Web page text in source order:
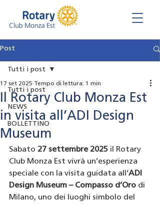
Post
Tutti i post
NEWS
BOLLETTINO
Tutti i post
Il Rotary Club Monza Est
in visita all’ADI Design
Museum
17 set 2025 Tempo di lettura: 1 min
Sabato 27 settembre 2025 il Rotary
Club Monza Est vivrà un’esperienza
speciale con la visita guidata all’ADI
Design Museum – Compasso d’Oro di
Milano, uno dei luoghi simbolo del